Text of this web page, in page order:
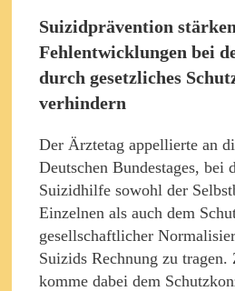
Suizidprävention
Fehlentwicklungen bei
durch gesetzliches
verhindern
Der Ärztetag appellierte an
Deutschen Bundestages, bei
Suizidhilfe sowohl der
Einzelnen als auch dem
gesellschaftlicher
Suizids Rechnung zu tragen.
komme dabei dem